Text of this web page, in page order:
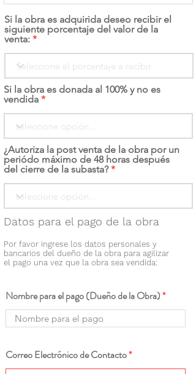
Si la obra es adquirida deseo recibir el
siguiente porcentaje del valor de la
venta:
Si la obra es donada al 100% y no es
vendida
¿Autoriza la post venta de la obra por un
periódo máximo de 48 horas después
del cierre de la subasta?
Datos para el pago de la obra
Por favor ingrese los datos personales y
bancarios del dueño de la obra para agilizar
el pago una vez que la obra sea vendida:
Nombre para el pago (Dueño de la Obra)
Correo Electrónico de Contacto